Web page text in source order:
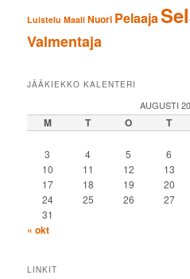
Luistelu Maali Nuori Pelaaja
Valmentaja
JÄÄKIEKKO KALENTERI
AUGUSTI
M T O T
3
4 5 6
10
11 12 13
17
18 19 20
24
25 26 27
31
« okt
LINKIT